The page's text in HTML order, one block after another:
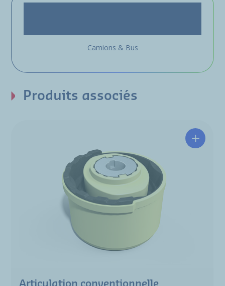
Camions & Bus
Produits associés
Articulation conventionnelle